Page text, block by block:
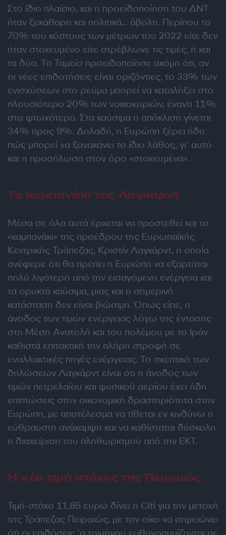
Στο ίδιο πλαίσιο, και η προειδοποίηση του ΔΝΤ
ήταν ξεκάθαρη και πολιτικά… άβολη. Περίπου το
70% του κόστους των μέτρων του 2022 είτε δεν
ήταν στοχευμένο είτε στρέβλωνε τις τιμές, ή και
τα δύο. Το Ταμείο προειδοποίησε ακόμη ότι, αν
οι νέες επιδοτήσεις είναι οριζόντιες, το 33% των
ενισχύσεων στο ρεύμα μπορεί να καταλήξει στο
πλουσιότερο 20% των νοικοκυριών, έναντι 11%
στο φτωχότερο. Στα καύσιμα η απόκλιση γίνεται
34% προς 9%. Δηλαδή, η Ευρώπη ξέρει ήδη
πώς μπορεί να ξανακάνει το ίδιο λάθος, γι’ αυτό
και η προσήλωση στον όρο «στοχευμένα».
Το καμπανάκι της Λαγκάρντ
Μέσα σε όλα αυτά έρχεται να προστεθεί και το
«καμπανάκι» της προέδρου της Ευρωπαϊκής
Κεντρικής Τράπεζας, Κριστίν Λαγκάρντ, η οποία
ανέφερε ότι θα πρέπει η Ευρώπη να εξαρτάται
πολύ λιγότερο από την εισαγόμενη ενέργεια και
τα ορυκτά καύσιμα, μιας και η σημερινή
κατάσταση δεν είναι βιώσιμη. Όπως είπε, η
άνοδος των τιμών ενέργειας λόγω της έντασης
στη Μέση Ανατολή και του πολέμου με το Ιράν
καθιστά επιτακτική την πλήρη στροφή σε
εναλλακτικές πηγές ενέργειας. Το σκεπτικό των
δηλώσεων Λαγκάρντ είναι ότι η άνοδος των
τιμών πετρελαίου και φυσικού αερίου έχει ήδη
επιπτώσεις στην οικονομική δραστηριότητα στην
Ευρώπη, με αποτέλεσμα να τίθεται εν κινδύνω η
εύθραυστη ανάκαμψη και να καθίσταται δύσκολη
η διαχείριση του πληθωρισμού από την ΕΚΤ.
Η νέα τιμή στόχος της Πειραιώς
Τιμή-στόχο 11,85 ευρώ δίνει η Citi για την μετοχή
της Τράπεζας Πειραιώς, με τον οίκο να σημειώνει